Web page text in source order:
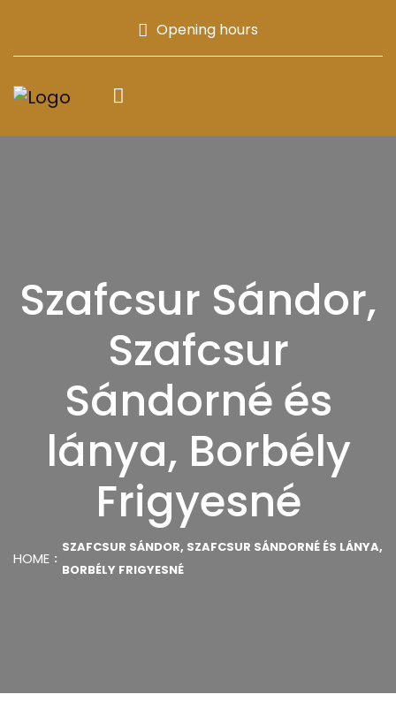
Opening hours
Szafcsur Sándor,
Szafcsur
Sándorné és
lánya, Borbély
Frigyesné
HOME
SZAFCSUR SÁNDOR, SZAFCSUR SÁNDORNÉ ÉS LÁNYA,
BORBÉLY FRIGYESNÉ